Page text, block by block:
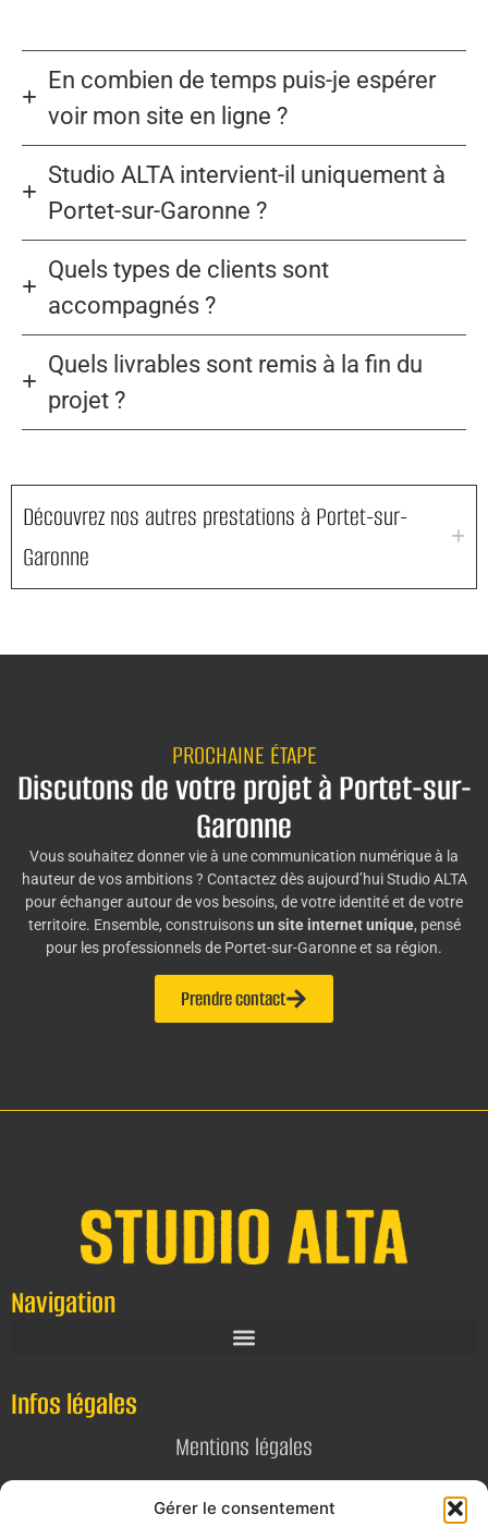
Gérer le consentement
En combien de temps puis-je espérer
voir mon site en ligne ?
Studio ALTA intervient-il uniquement à
Portet-sur-Garonne ?
Quels types de clients sont
accompagnés ?
Quels livrables sont remis à la fin du
projet ?
Découvrez nos autres prestations à Portet-sur-
Garonne
PROCHAINE ÉTAPE
Discutons de votre projet à Portet-sur-
Garonne
Vous souhaitez donner vie à une communication numérique à la
hauteur de vos ambitions ? Contactez dès aujourd’hui Studio ALTA
pour échanger autour de vos besoins, de votre identité et de votre
territoire. Ensemble, construisonsun site internet unique, pensé
pour les professionnels de Portet-sur-Garonne et sa région.
Prendre contact
Navigation
Infos légales
Mentions légales
Politique de confidentialité